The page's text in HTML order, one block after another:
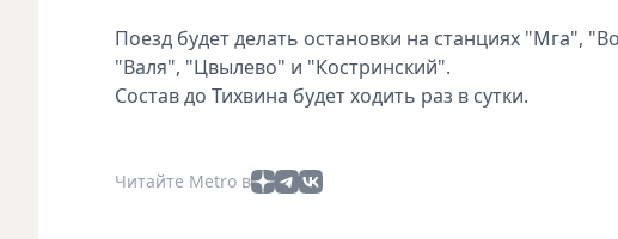
Поезд будет делать остановки на станциях "Мга",
"Валя", "Цвылево" и "Костринский".
Состав до Тихвина будет ходить раз в сутки.
Читайте Metro в